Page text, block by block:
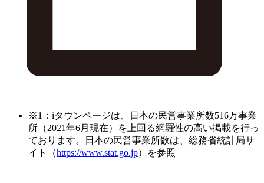
※1：iタウンページは、日本の民営事業所数516万事業
所（2021年6月現在）を上回る網羅性の高い掲載を行っ
ております。日本の民営事業所数は、総務省統計局サ
イト（https://www.stat.go.jp）を参照